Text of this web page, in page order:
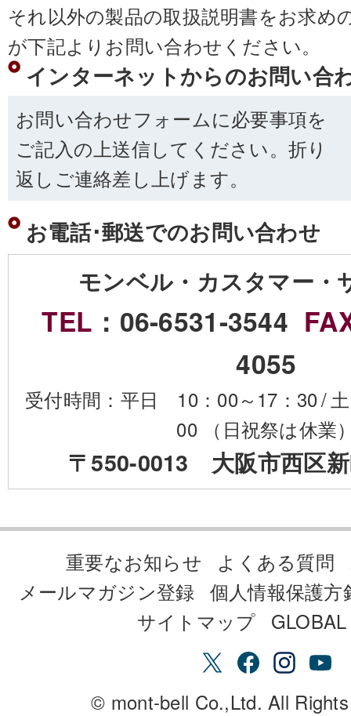
それ以外の製品の取扱説明書をお求め
が下記よりお問い合わせください。
インターネットからのお問い合
お問い合わせフォームに必要事項を
ご記入の上送信してください。折り
返しご連絡差し上げます。
お電話･郵送でのお問い合わせ
モンベル・カスタマー・
TEL ：06-6531-3544
4055
受付時間：平日 10：00～17：30/
00 （日祝祭は休業
〒550-0013 大阪市西区
重要なお知らせ よくある質問
メールマガジン登録 個人情報保護方
サイトマップ
© mont-bell Co.,Ltd. All